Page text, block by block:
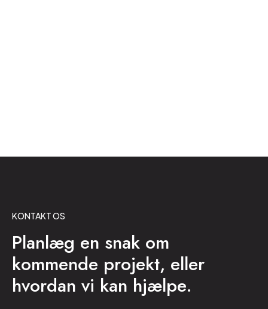
KONTAKT OS
Planlæg en snak om
kommende projekt, eller
hvordan vi kan hjælpe.